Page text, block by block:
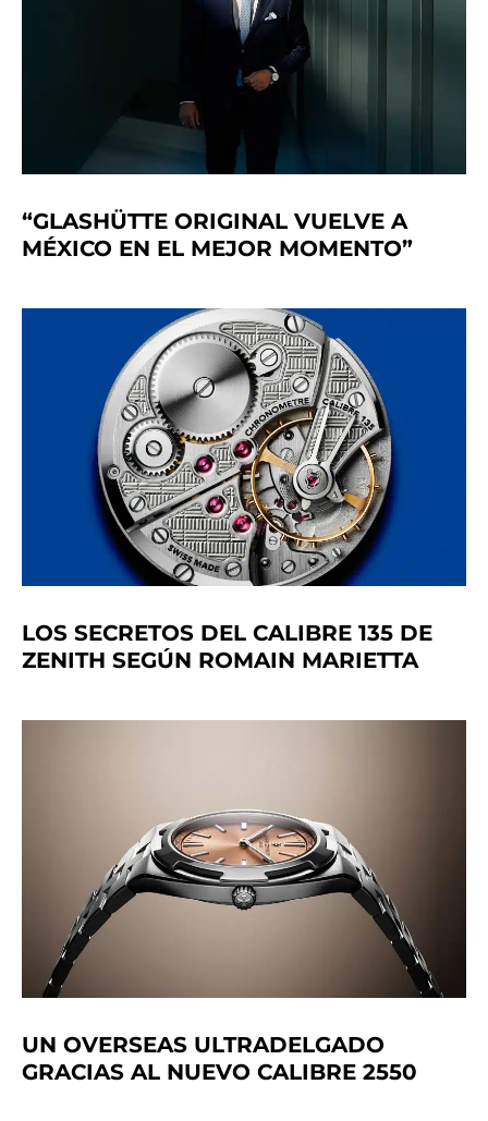
“GLASHÜTTE ORIGINAL VUELVE A
MÉXICO EN EL MEJOR MOMENTO”
LOS SECRETOS DEL CALIBRE 135 DE
ZENITH SEGÚN ROMAIN MARIETTA
UN OVERSEAS ULTRADELGADO
GRACIAS AL NUEVO CALIBRE 2550